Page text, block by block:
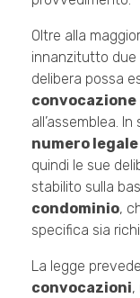
Oltre alla
innanzitutto due
delibera possa
all’assemblea.
numero legale
quindi le sue
stabilito sulla
condominio,
specifica sia
La legge
convocazioni,